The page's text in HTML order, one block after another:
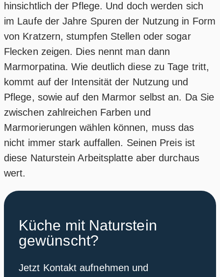
hinsichtlich der Pflege. Und doch werden sich
im Laufe der Jahre Spuren der Nutzung in Form
von Kratzern, stumpfen Stellen oder sogar
Flecken zeigen. Dies nennt man dann
Marmorpatina. Wie deutlich diese zu Tage tritt,
kommt auf der Intensität der Nutzung und
Pflege, sowie auf den Marmor selbst an. Da Sie
zwischen zahlreichen Farben und
Marmorierungen wählen können, muss das
nicht immer stark auffallen. Seinen Preis ist
diese Naturstein Arbeitsplatte aber durchaus
wert.
Küche mit Naturstein
gewünscht?
Jetzt Kontakt aufnehmen und